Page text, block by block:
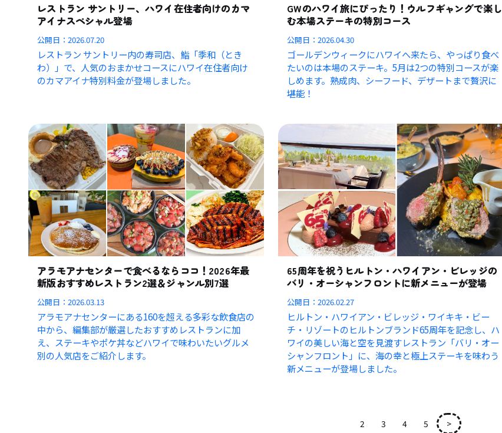
レストラン サントリー、ハワイ在住者向けのカマ
アイナスペシャル登場
公開日：2026.07.20
レストラン サントリー内の寿司店、鮨「季和（とき
わ）」で、人気のおまかせコースにハワイ在住者向け
のカマアイナ特別料金が登場しました。
GWのハワイ旅にぴったり！ウルフギャングで楽し
む本場ステーキの特別コース
公開日：2026.04.30
ゴールデンウィークにハワイへ来たら、やっぱり食べ
たいのは本場のステーキ。5月は2つの特別コースが楽
しめます。熟成肉、シーフード、デザートまで贅沢に
堪能！
アラモアナセンターで食べるならココ！2026年最
新版おすすめレストラン2選＆ジャンル別7選
公開日：2026.03.13
アラモアナセンターにある160を超える多彩な飲食店の
中から、編集部が厳選したおすすめレストランに加
え、ステーキやポケ丼などハワイで味わいたいグルメ
別の人気店をご紹介します。
65周年を祝うヒルトン・ハワイアン・ビレッジの
バリ・オーシャンフロントに新メニューが登場
公開日：2026.02.27
ヒルトン・ハワイアン・ビレッジ・ワイキキ・ビー
チ・リゾートのヒルトンブランド65周年を記念し、ハ
ワイの美しい海と空を見渡すレストラン「バリ・オー
シャンフロント」に、海の幸と極上ステーキを味わう
新メニューが登場しました。
2 3 4 5 >